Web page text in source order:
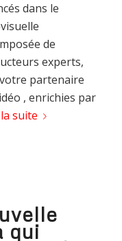
dans le
de
experts,
partenaire
, enrichies par
suite
qui